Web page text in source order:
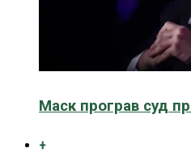
Маск програв суд
+